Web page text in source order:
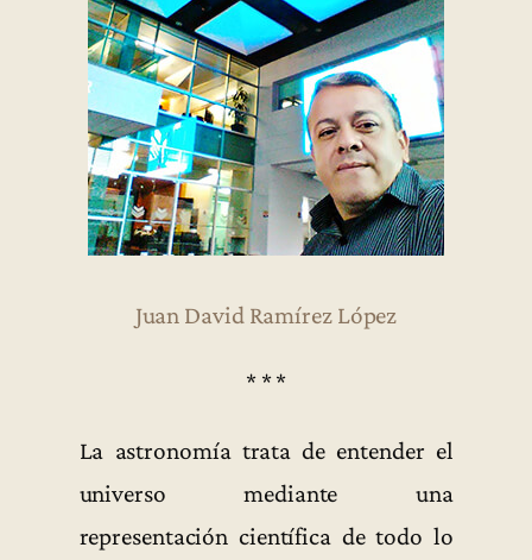
Juan David Ramírez López
* * *
La astronomía trata de entender el
universo mediante una
representación científica de todo lo